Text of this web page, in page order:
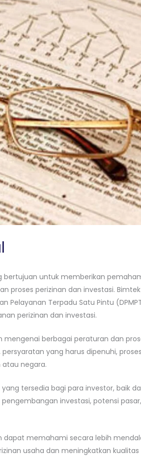
bertujuan untuk memberikan
proses perizinan dan investasi.
Terpadu Satu Pintu
perizinan dan investasi.
mengenai berbagai peraturan dan
yang harus dipenuhi,
atau negara.
tersedia bagi para investor, baik
investasi, potensi
dapat memahami secara lebih
usaha dan meningkatkan